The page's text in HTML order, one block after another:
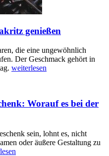
genießen
die eine ungewöhnlich
Der Geschmack gehört in
weiterlesen
Worauf es bei der
sein, lohnt es, nicht
oder äußere Gestaltung zu